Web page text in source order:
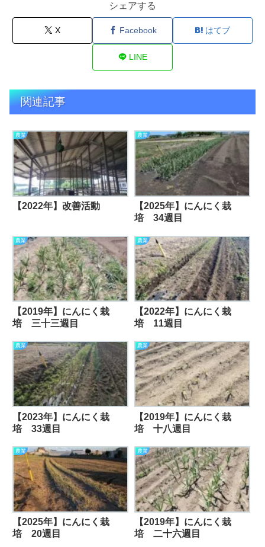
シェアする
X Facebook はてブ
LINE
関連記事
農業
【2022年】改善活動
農業
【2025年】にんにく栽
培 34週目
農業
【2019年】にんにく栽
培 三十三週目
農業
【2022年】にんにく栽
培 11週目
農業
【2023年】にんにく栽
培 33週目
農業
【2019年】にんにく栽
培 十八週目
農業
【2025年】にんにく栽
培 20週目
農業
【2019年】にんにく栽
培 二十六週目